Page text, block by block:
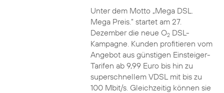
Unter dem Motto „Mega DSL.
Mega Preis.” startet am 27.
Dezember die neue O2DSL-
Kampagne. Kunden profitieren vom
Angebot aus günstigen Einsteiger-
Tarifen ab 9,99 Euro bis hin zu
superschnellem VDSL mit bis zu
100 Mbit/s. Gleichzeitig können sie